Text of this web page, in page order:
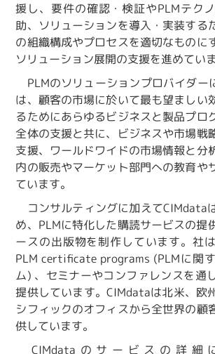
援し、要件の確認・検証やPLMテク
助、ソリューションを導入・実装する
の組織構成やプロセスを適切なものに
ソリューション展開の支援を進めていま
PLMのソリューションプロバイダー
は、顧客の市場に於いて最も望ましい
るためにあらゆるビジネスと製品プロ
全体の支援と共に、ビジネスや市場戦
支援、ワールドワイドの市場情報と分
内の販売やマーケット部門への教育や
ています。
コンサルティングに加えてCIMdata
め、PLMに特化した購読サービスの提
ースの出版物を制作しています。社
PLM certificate programs (PLMに関
ム) 、セミナーやコンファレンスを通
提供しています。CIMdataは北米、欧
シフィックのオフィスから全世界の顧
供しています。
CIMdataのサービスの詳細